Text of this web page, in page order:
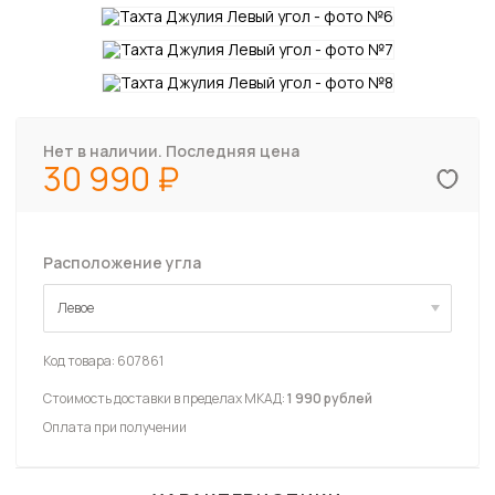
Нет в наличии. Последняя цена
30 990
Расположение угла
Левое
Левое
Код товара: 607861
Стоимость доставки в пределах МКАД:1 990 рублей
Оплата при получении